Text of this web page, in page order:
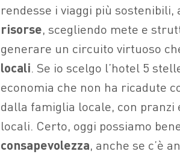
rendesse i viaggi più
risorse, scegliendo mete e
generare un circuito virtuoso
locali. Se io scelgo l’hotel 5
economia che non ha ricadute
dalla famiglia locale, con
locali. Certo, oggi possiamo
consapevolezza, anche se c’è